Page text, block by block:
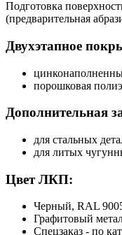
Подготовка
(предварительная
Двухэтапное
порошковая
Дополнительная
для стальных
для литых
Цвет ЛКП:
Черный, RAL
Графитовый
Спецзаказ - по